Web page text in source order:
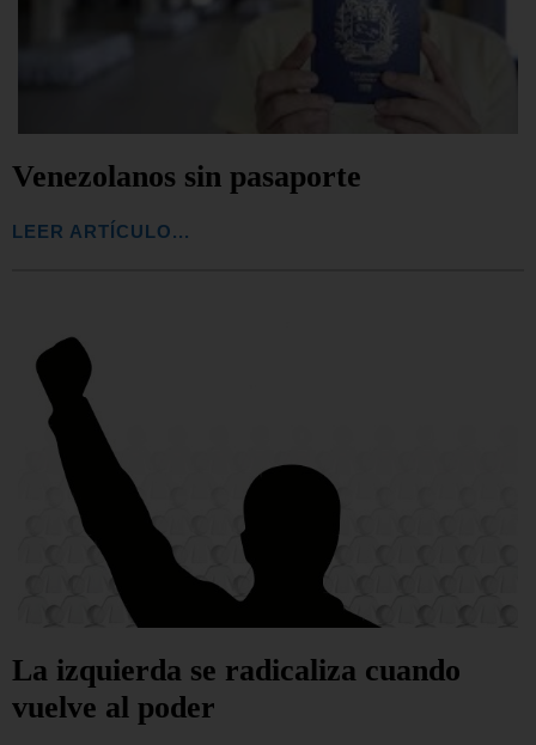
Venezolanos sin pasaporte
LEER ARTÍCULO...
La izquierda se radicaliza cuando
vuelve al poder